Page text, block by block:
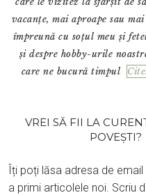
vacanțe, mai aproape sau
împreună cu soțul meu și
și despre hobby-urile
care ne bucură timpul
VREI SĂ FII LA
POVEȘTI?
Îți poți lăsa adresa de
a primi articolele noi. Scriu